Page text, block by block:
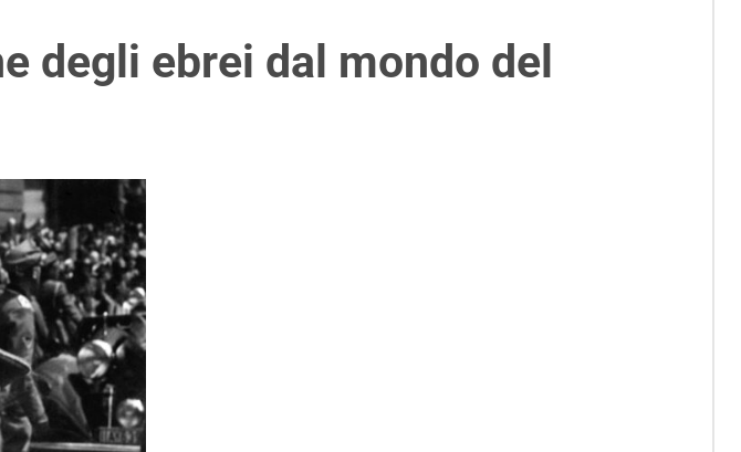
degli ebrei dal mondo del